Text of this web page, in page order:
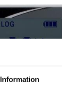
Information